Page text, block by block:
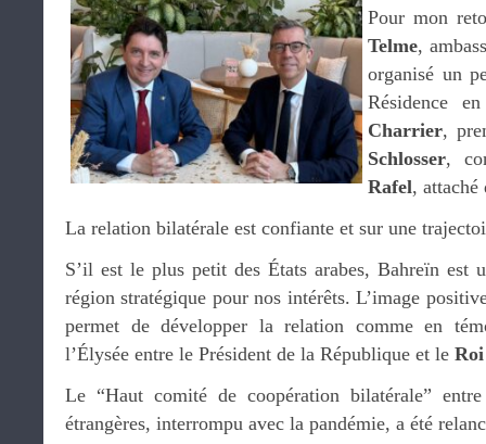
Pour mon
Telme,
organisé un
Résidence
Charrier,
Schlosser,
Rafel, attaché
La relation bilatérale est confiante et sur une
S’il est le plus petit des États arabes, Bahreïn est
région stratégique pour nos intérêts. L’image
permet de développer la relation comme en
l’Élysée entre le Président de la République et le
Le “Haut comité de coopération bilatérale”
étrangères, interrompu avec la pandémie, a été